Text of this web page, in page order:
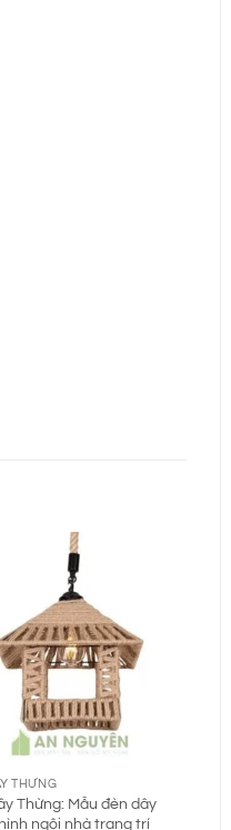
THỪNG
Thừng: Mẫu đèn dây
ngôi nhà trang trí